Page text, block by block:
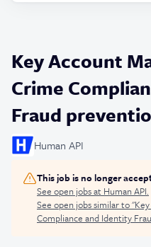
Key Account
Crime
Fraud
Human API
This job is no longer
See open jobs at Human API.
See open jobs similar to "
Compliance and Identity